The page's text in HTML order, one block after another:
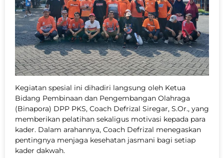
Kegiatan spesial ini dihadiri langsung oleh Ketua
Bidang Pembinaan dan Pengembangan Olahraga
(Binapora) DPP PKS, Coach Defrizal Siregar, S.Or., yang
memberikan pelatihan sekaligus motivasi kepada para
kader. Dalam arahannya, Coach Defrizal menegaskan
pentingnya menjaga kesehatan jasmani bagi setiap
kader dakwah.